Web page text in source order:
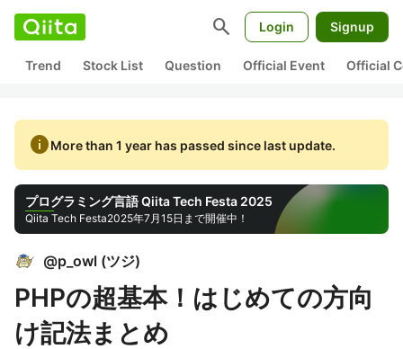
search Login Signup
Trend Stock List Question Official Event Official
infoMore than 1 year has passed since last update.
プログラミング言語 Qiita Tech Festa 2025
Qiita Tech Festa2025年7月15日まで開催中！
@p_owl (ツジ)
PHPの超基本！はじめての方向
け記法まとめ